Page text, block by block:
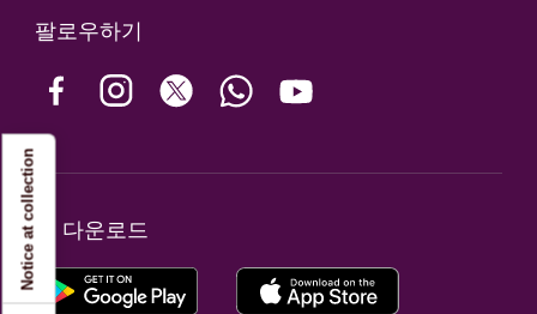
팔로우하기
앱 다운로드
Notice at collection